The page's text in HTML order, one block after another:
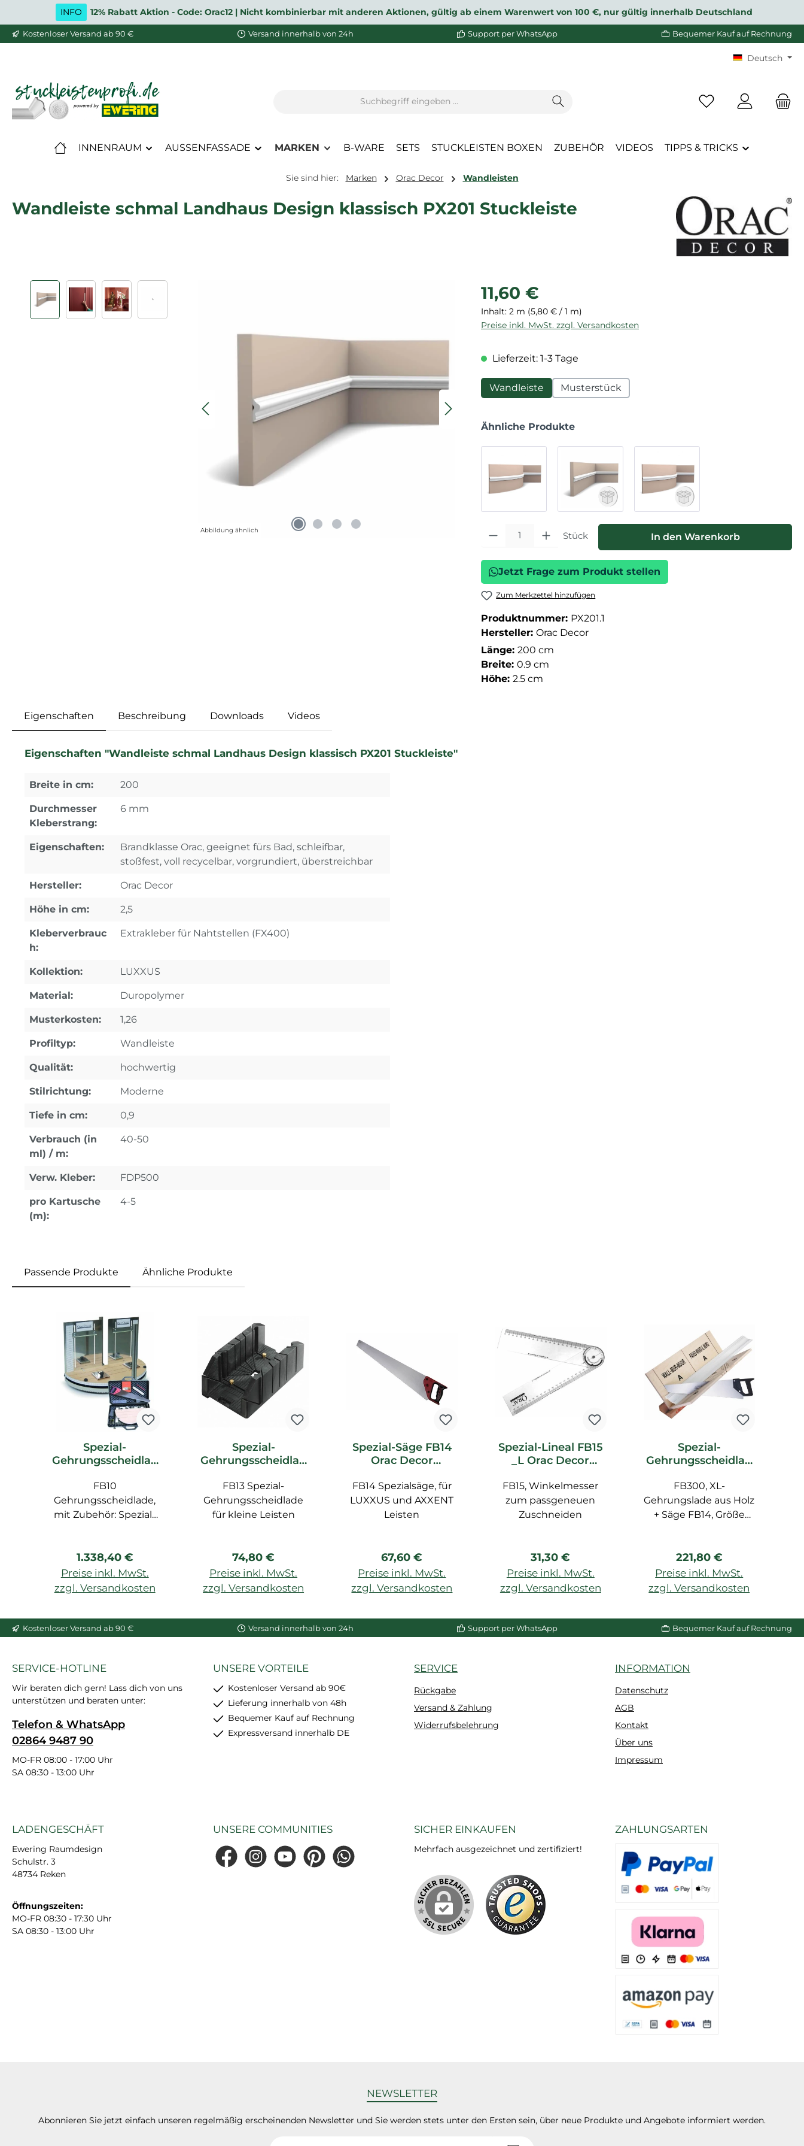
Hauptinhalt springen
Zur Suche springen
Zur Hauptnavigation springen
INFO 12% Rabatt Aktion - Code: Orac12 | Nicht kombinierbar mit anderen Aktionen, gültig ab einem Warenwert von 100 €, nur gültig innerhalb Deutschland
Kostenloser Versand ab 90 € Versand innerhalb von 24h Support per WhatsApp Bequemer Kauf auf Rechnung
Deutsch
Du hast 0 Produkte
INNENRAUM AUSSENFASSADE MARKEN B-WARE SETS STUCKLEISTEN BOXEN ZUBEHÖR VIDEOS TIPPS & TRICKS
Sie sind hier: Marken Orac Decor Wandleisten
Wandleiste schmal Landhaus Design klassisch PX201 Stuckleiste
Bildergalerie überspringen
Abbildung ähnlich
Regulärer Preis:
11,60 €
Inhalt: 2 m (5,80 € / 1 m)
Preise inkl. MwSt. zzgl. Versandkosten
Lieferzeit: 1-3 Tage
Wandleiste Musterstück
Ähnliche Produkte
Produkt Anzahl: Gib den gewünschten Wert ein oder benutze die
Stück In den Warenkorb
Jetzt Frage zum Produkt stellen
Zum Merkzettel hinzufügen
Produktnummer: PX201.1
Hersteller: Orac Decor
Länge: 200 cm
Breite: 0.9 cm
Höhe: 2.5 cm
Eigenschaften Beschreibung Downloads Videos
Eigenschaften "Wandleiste schmal Landhaus Design klassisch PX201 Stuckleiste"
Breite in cm: 200
Durchmesser
Kleberstrang:
6 mm
Eigenschaften:
Brandklasse Orac, geeignet fürs Bad, schleifbar,
stoßfest, voll recycelbar, vorgrundiert, überstreichbar
Hersteller: Orac Decor
Höhe in cm: 2,5
Kleberverbrauc
h:
Extrakleber für Nahtstellen (FX400)
Kollektion: LUXXUS
Material: Duropolymer
Musterkosten: 1,26
Profiltyp: Wandleiste
Qualität: hochwertig
Stilrichtung: Moderne
Tiefe in cm: 0,9
Verbrauch (in
ml) / m:
40-50
Verw. Kleber: FDP500
pro Kartusche
(m):
4-5
Passende Produkte Ähnliche Produkte
Spezial-
Gehrungsscheidlad
Zubehör
FB10
Gehrungsscheidlade,
mit Zubehör: Spezial-
FB15
Regulärer Preis:
1.338,40 €
Preise inkl. MwSt.
zzgl. Versandkosten
Spezial-
Gehrungsscheidlad
Zubehör
FB13 Spezial-
Gehrungsscheidlade
für kleine Leisten
Regulärer Preis:
74,80 €
Preise inkl. MwSt.
zzgl. Versandkosten
Spezial-Säge FB14
Orac Decor
FB14 Spezialsäge, für
LUXXUS und AXXENT
Leisten
Regulärer Preis:
67,60 €
Preise inkl. MwSt.
zzgl. Versandkosten
Spezial-Lineal FB15
_L Orac Decor
FB15, Winkelmesser
zum passgeneuen
Zuschneiden
Regulärer Preis:
31,30 €
Preise inkl. MwSt.
zzgl. Versandkosten
Spezial-
Gehrungsscheidlad
Zubehör
FB300, XL-
Gehrungslade aus Holz
+ Säge FB14, Größe
Regulärer Preis:
221,80 €
Preise inkl. MwSt.
zzgl. Versandkosten
Kostenloser Versand ab 90 € Versand innerhalb von 24h Support per WhatsApp Bequemer Kauf auf Rechnung
SERVICE-HOTLINE
Wir beraten dich gern! Lass dich von uns
unterstützen und beraten unter:
Telefon & WhatsApp
02864 9487 90
MO-FR 08:00 - 17:00 Uhr
SA 08:30 - 13:00 Uhr
UNSERE VORTEILE
Kostenloser Versand ab 90€
Lieferung innerhalb von 48h
Bequemer Kauf auf Rechnung
Expressversand innerhalb DE
SERVICE
Rückgabe
Versand & Zahlung
Widerrufsbelehrung
INFORMATION
Datenschutz
AGB
Kontakt
Über uns
Impressum
LADENGESCHÄFT
Ewering Raumdesign
Schulstr. 3
48734 Reken
Öffnungszeiten:
MO-FR 08:30 - 17:30 Uhr
SA 08:30 - 13:00 Uhr
UNSERE COMMUNITIES
FacebookInstagramYouTubePinterestWhatsApp
SICHER EINKAUFEN
Mehrfach ausgezeichnet und zertifiziert!
ZAHLUNGSARTEN
NEWSLETTER
Abonnieren Sie jetzt einfach unseren regelmäßig erscheinenden Newsletter und Sie werden stets unter den Ersten sein, über neue Produkte und Angebote informiert werden.